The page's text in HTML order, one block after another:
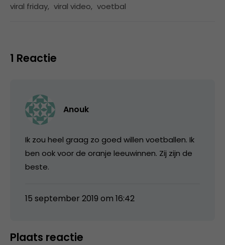
viral friday, viral video, voetbal
1 Reactie
Anouk
Ik zou heel graag zo goed willen voetballen. Ik
ben ook voor de oranje leeuwinnen. Zij zijn de
beste.
15 september 2019 om 16:42
Plaats reactie